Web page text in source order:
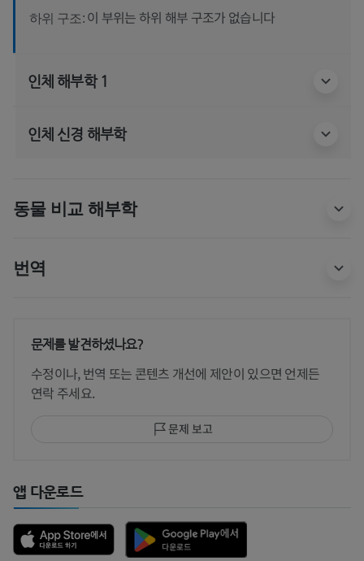
하위 구조: 이 부위는 하위 해부 구조가 없습니다
인체 해부학 1
인체 신경 해부학
동물 비교 해부학
번역
문제를 발견하셨나요?
수정이나, 번역 또는 콘텐츠 개선에 제안이 있으면 언제든
연락 주세요.
문제 보고
앱 다운로드